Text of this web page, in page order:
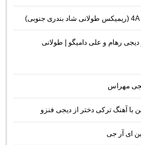
ریمیکس موزیک باکس 43 از دیجی رهام و علی دامیگو | طولانی
با آهنگ ترکی دختر از دیجی فنزو
ای آر جی